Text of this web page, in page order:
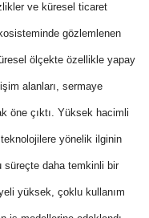
ve küresel ticaret
gözlemlenen
ölçekte özellikle yapay
alanları, sermaye
öne çıktı. Yüksek hacimli
yönelik ilginin
süreçte daha temkinli bir
yüksek, çoklu kullanım